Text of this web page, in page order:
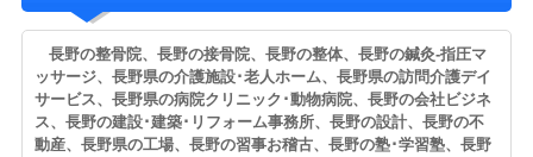
長野の整骨院、長野の接骨院、長野の整体、長野の鍼灸-指圧マ
ッサージ、長野県の介護施設･老人ホーム、長野県の訪問介護デイ
サービス、長野県の病院クリニック･動物病院、長野の会社ビジネ
ス、長野の建設･建築･リフォーム事務所、長野の設計、長野の不
動産、長野県の工場、長野の習事お稽古、長野の塾･学習塾、長野